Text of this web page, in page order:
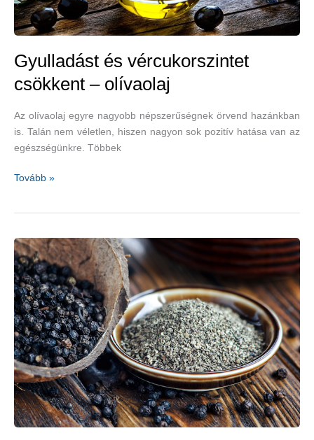
Gyulladást és vércukorszintet
csökkent – olívaolaj
Az olívaolaj egyre nagyobb népszerűségnek örvend hazánkban
is. Talán nem véletlen, hiszen nagyon sok pozitív hatása van az
egészségünkre. Többek
Gyulladást
–
olívaolaj
Tovább »